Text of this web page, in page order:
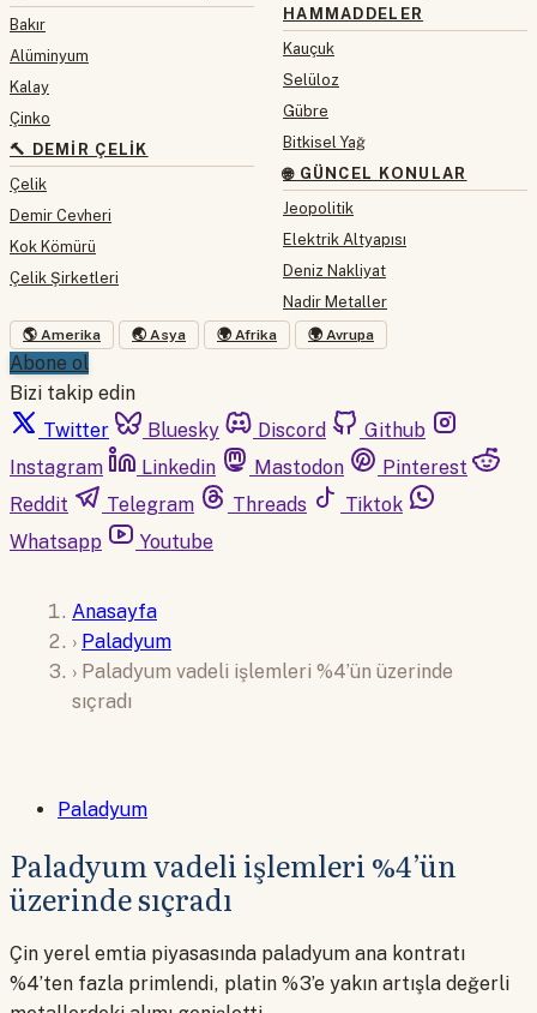
Bakır
Alüminyum
Kalay
Çinko
🔨 DEMIR ÇELIK
Çelik
Demir Cevheri
Kok Kömürü
Çelik Şirketleri
HAMMADDELER
Kauçuk
Selüloz
Gübre
Bitkisel Yağ
🌐 GÜNCEL KONULAR
Jeopolitik
Elektrik Altyapısı
Deniz Nakliyat
Nadir Metaller
🌎 Amerika 🌏 Asya 🌍 Afrika 🌍 Avrupa
Abone ol
Bizi takip edin
Twitter
Bluesky Discord
Github
Instagram
Linkedin Mastodon
Pinterest
Reddit
Telegram Threads
Tiktok
Whatsapp
Youtube
Anasayfa
› Paladyum
› Paladyum vadeli işlemleri %4’ün üzerinde
sıçradı
Paladyum
Paladyum vadeli işlemleri %4’ün
üzerinde sıçradı
Çin yerel emtia piyasasında paladyum ana kontratı
%4’ten fazla primlendi, platin %3’e yakın artışla değerli